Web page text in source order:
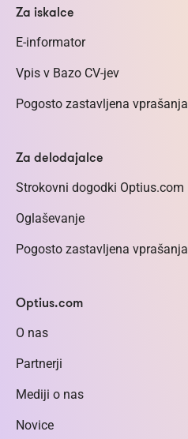
Za iskalce
E-informator
Vpis v Bazo CV-jev
Pogosto zastavljena vprašanja
Za delodajalce
Strokovni dogodki Optius.com
Oglaševanje
Pogosto zastavljena vprašanja
Optius.com
O nas
Partnerji
Mediji o nas
Novice